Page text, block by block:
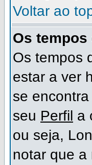
Voltar ao
Os
Os tempos
estar a ver
se
seu Perfil a
ou seja,
notar que a